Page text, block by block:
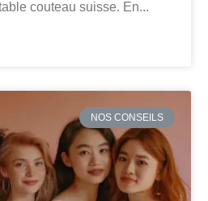
couteau suisse. En...
NOS CONSEILS